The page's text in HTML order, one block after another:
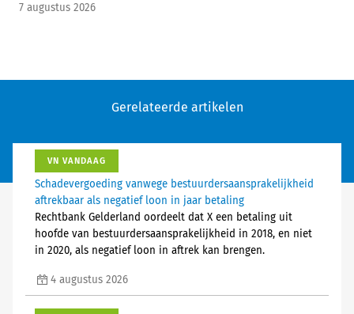
7 augustus 2026
Gerelateerde artikelen
VN VANDAAG
Schadevergoeding vanwege bestuurdersaansprakelijkheid
aftrekbaar als negatief loon in jaar betaling
Rechtbank Gelderland oordeelt dat X een betaling uit
hoofde van bestuurdersaansprakelijkheid in 2018, en niet
in 2020, als negatief loon in aftrek kan brengen.
4 augustus 2026